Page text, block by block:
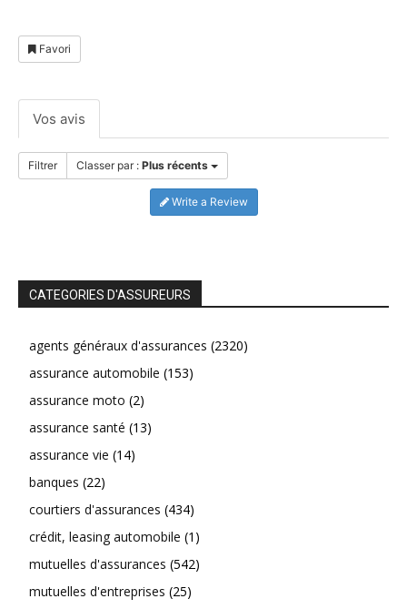
Favori
Vos avis
Filtrer Classer par : Plus récents
Write a Review
CATEGORIES D'ASSUREURS
agents généraux d'assurances (2320)
assurance automobile (153)
assurance moto (2)
assurance santé (13)
assurance vie (14)
banques (22)
courtiers d'assurances (434)
crédit, leasing automobile (1)
mutuelles d'assurances (542)
mutuelles d'entreprises (25)